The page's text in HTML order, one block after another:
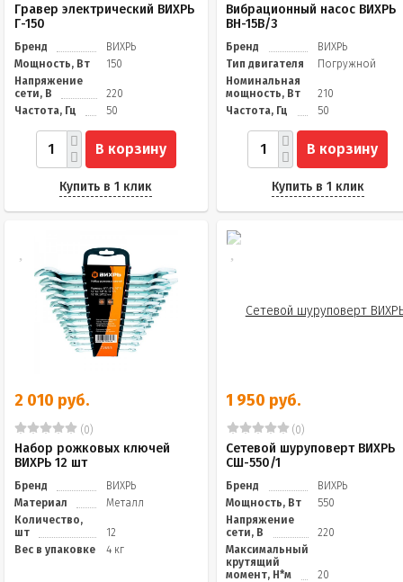
Гравер электрический ВИХРЬ
Г-150
Бренд
ВИХРЬ
Мощность, Вт
150
Напряжение
сети, В
220
Частота, Гц
50
В корзину
Купить в 1 клик
Вибрационный насос ВИХРЬ
ВН-15В/3
Бренд
ВИХРЬ
Тип двигателя
Погружной
Номинальная
мощность, Вт
210
Частота, Гц
50
В корзину
Купить в 1 клик
2 010 руб.
(0)
Набор рожковых ключей
ВИХРЬ 12 шт
Бренд
ВИХРЬ
Материал
Металл
Количество,
шт
12
Вес в упаковке
4 кг
1 950 руб.
(0)
Сетевой шуруповерт ВИХРЬ
СШ-550/1
Бренд
ВИХРЬ
Мощность, Вт
550
Напряжение
сети, В
220
Максимальный
крутящий
момент, Н*м
20